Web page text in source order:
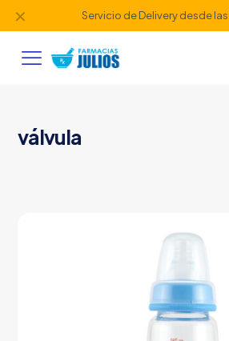
Servicio de Delivery desde las
✕
válvula